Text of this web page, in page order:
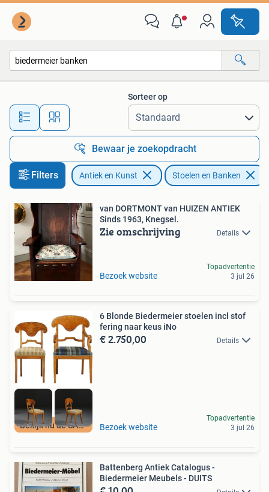
Alle afstanden…
Sorteer op
Bewaar je zoekopdracht
Filters Antiek en Kunst Stoelen en Banken
van DORTMONT van HUIZEN ANTIEK
Sinds 1963, Knegsel.
Zie omschrijving Details
Bezoek website
Topadvertentie
3 jul 26
Bekijk nu de SALE
6 Blonde Biedermeier stoelen incl stof
fering naar keus iNo
€ 2.750,00 Details
Bezoek website
Topadvertentie
3 jul 26
Battenberg Antiek Catalogus -
Biedermeier Meubels - DUITS